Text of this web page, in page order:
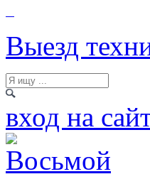
Выезд
вход на